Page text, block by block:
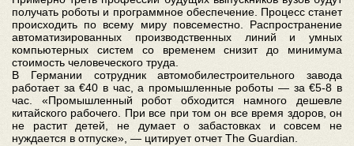
получать роботы и программное обеспечение. Процесс станет
происходить по всему миру повсеместно. Распространение
автоматизированных производственных линий и умных
компьютерных систем со временем снизит до минимума
стоимость человеческого труда.
В Германии сотрудник автомобилестроительного завода
работает за €40 в час, а промышленные роботы — за €5-8 в
час. «Промышленный робот обходится намного дешевле
китайского рабочего. При все при том он все время здоров, он
не растит детей, не думает о забастовках и совсем не
нуждается в отпуске», — цитирует отчет The Guardian.